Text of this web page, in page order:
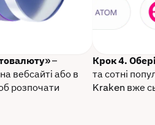
–
вебсайті або в
розпочати
Крок 4.
та сотні
Kraken вже